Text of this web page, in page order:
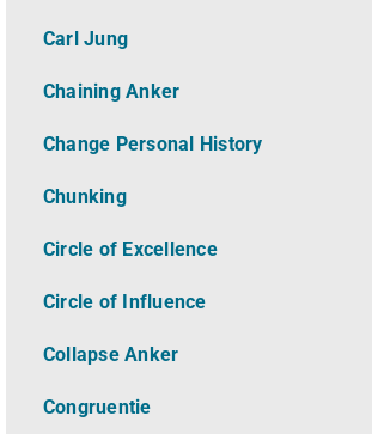
Carl Jung
Chaining Anker
Change Personal History
Chunking
Circle of Excellence
Circle of Influence
Collapse Anker
Congruentie